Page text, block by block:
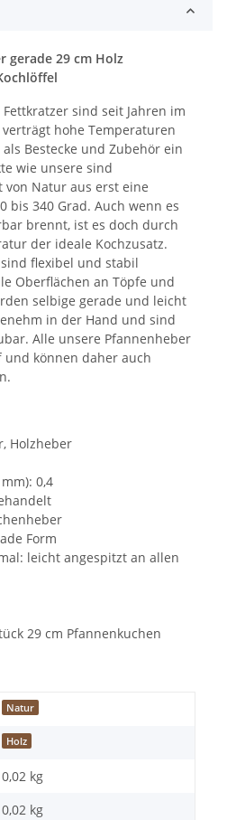
gerade 29 cm Holz
sind seit Jahren im
hohe Temperaturen
Bestecke und Zubehör ein
wie unsere sind
von Natur aus erst eine
bis 340 Grad. Auch wenn es
brennt, ist es doch durch
der ideale Kochzusatz.
flexibel und stabil
Oberflächen an Töpfe und
selbige gerade und leicht
in der Hand und sind
Alle unsere Pfannenheber
und können daher auch
Holzheber
0,4
Form
leicht angespitzt an allen
29 cm Pfannenkuchen
Natur
Holz
0,02 kg
0,02 kg